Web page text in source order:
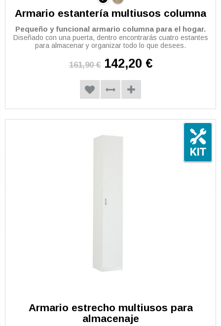
Armario estantería multiusos columna
Pequeño y funcional armario columna para el hogar.
Diseñado con una puerta, dentro encontrarás cuatro estantes
para almacenar y organizar todo lo que desees.
161,90 € 142,20 €
Armario estrecho multiusos para
almacenaje